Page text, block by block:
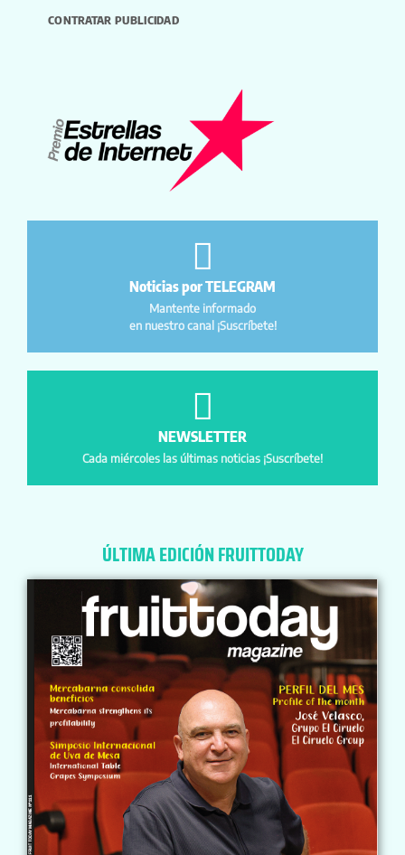
CONTRATAR PUBLICIDAD
Noticias por TELEGRAM
Mantente informado
en nuestro canal ¡Suscríbete!
NEWSLETTER
Cada miércoles las últimas noticias ¡Suscríbete!
ÚLTIMA EDICIÓN FRUITTODAY